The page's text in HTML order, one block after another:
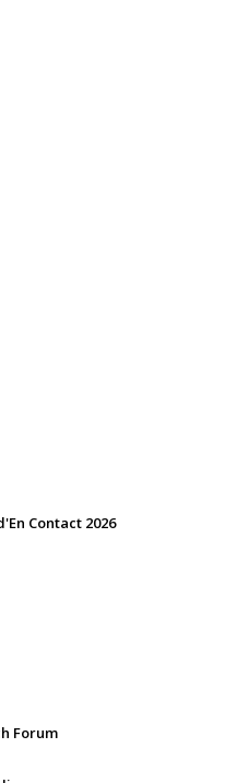
Contact 2026
Forum